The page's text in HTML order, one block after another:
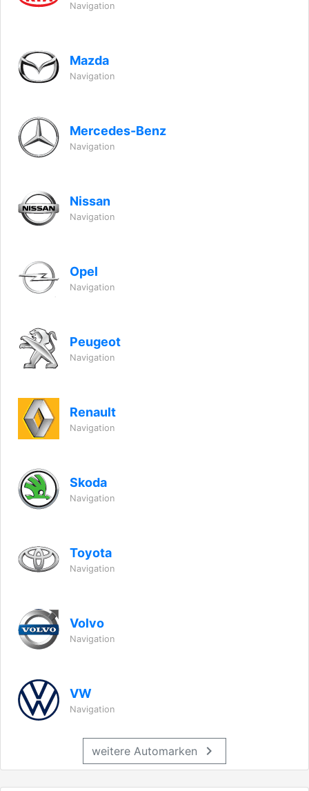
Navigation
Mazda
Navigation
Mercedes-Benz
Navigation
Nissan
Navigation
Opel
Navigation
Peugeot
Navigation
Renault
Navigation
Skoda
Navigation
Toyota
Navigation
Volvo
Navigation
VW
Navigation
weitere Automarken chevron_right